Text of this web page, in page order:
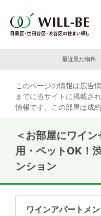
最近見た物件
このページの情報は広告
までに当サイトに掲載さ
情報です。この部屋は成約
＜お部屋にワイ
用・ペットOK！
ンション
ワインアパートメン